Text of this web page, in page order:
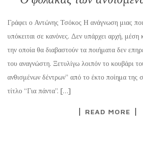
Γράφει ο Αντώνης Τσόκος Η ανάγνωση μιας
υπόκειται σε κανόνες. Δεν υπάρχει αρχή, μέση
την οποία θα διαβαστούν τα ποιήματα δεν
του αναγνώστη. Ξετυλίγω λοιπόν το κουβάρι
ανθισμένων δέντρων” από το έκτο ποίημα της
τίτλο “Για πάντα”. […]
READ MORE